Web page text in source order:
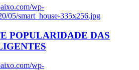
wp-
05/smart_house-335x256.jpg
POPULARIDADE DAS
wp-